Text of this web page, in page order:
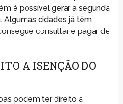
é possível gerar a segunda
Algumas cidades já têm
consultar e pagar de
A ISENÇÃO DO
podem ter direito a